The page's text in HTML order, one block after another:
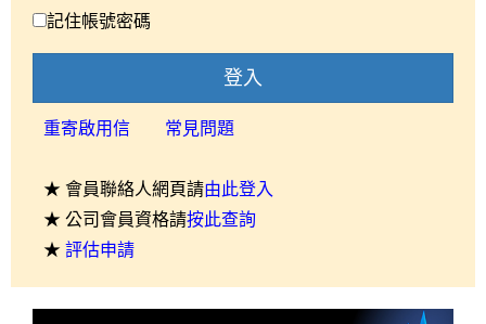
記住帳號密碼
登入
重寄啟用信 常見問題
★ 會員聯絡人網頁請由此登入
★ 公司會員資格請按此查詢
★ 評估申請